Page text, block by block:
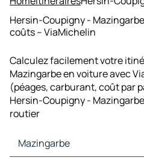
Hersin-Coupigny -
coûts – ViaMichelin
Calculez facilement votre
Mazingarbe en voiture avec
(péages, carburant, coût par
Hersin-Coupigny -
routier
Mazingarbe